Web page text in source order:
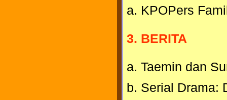
a. KPOPers
3. BERITA
a. Taemin dan
b. Serial Drama: